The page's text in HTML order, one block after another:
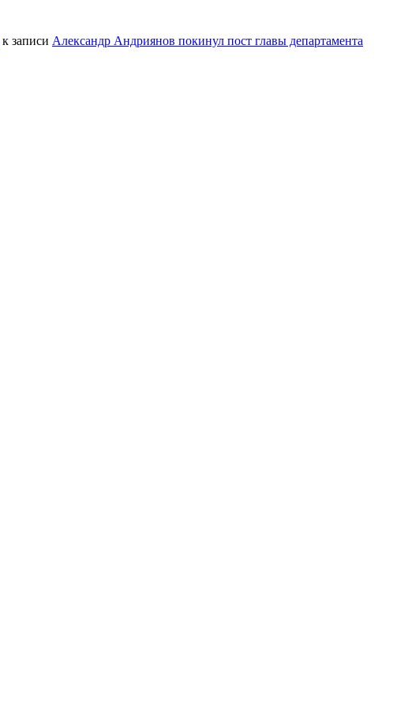
к записи Александр Андриянов покинул пост главы департамента